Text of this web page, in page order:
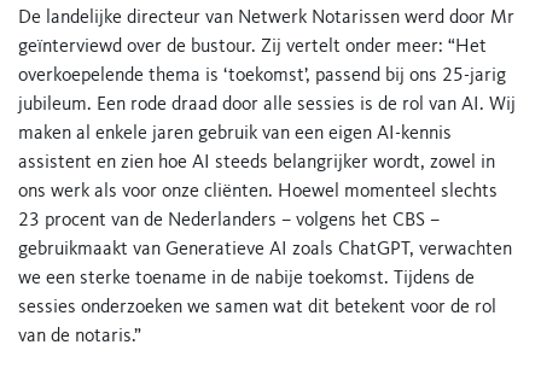
De landelijke directeur van Netwerk Notarissen werd door Mr
geïnterviewd over de bustour. Zij vertelt onder meer: “Het
overkoepelende thema is ‘toekomst’, passend bij ons 25-jarig
jubileum. Een rode draad door alle sessies is de rol van AI. Wij
maken al enkele jaren gebruik van een eigen AI-kennis
assistent en zien hoe AI steeds belangrijker wordt, zowel in
ons werk als voor onze cliënten. Hoewel momenteel slechts
23 procent van de Nederlanders – volgens het CBS –
gebruikmaakt van Generatieve AI zoals ChatGPT, verwachten
we een sterke toename in de nabije toekomst. Tijdens de
sessies onderzoeken we samen wat dit betekent voor de rol
van de notaris.”